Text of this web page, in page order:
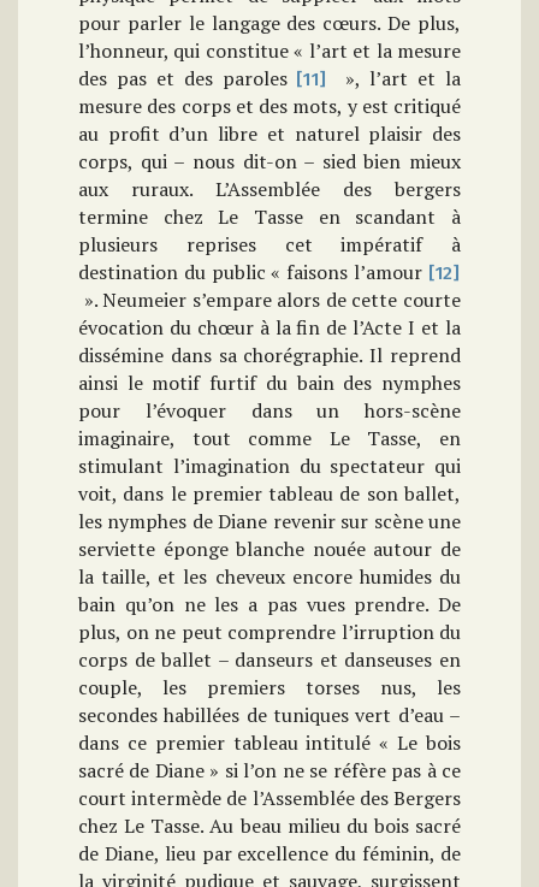
pour parler le langage des cœurs. De plus,
l’honneur, qui constitue « l’art et la mesure
des pas et des paroles [11]
», l’art et la
mesure des corps et des mots, y est critiqué
au profit d’un libre et naturel plaisir des
corps, qui – nous dit-on – sied bien mieux
aux ruraux. L’Assemblée des bergers
termine chez Le Tasse en scandant à
plusieurs reprises cet impératif à
destination du public « faisons l’amour [12]
». Neumeier s’empare alors de cette courte
évocation du chœur à la fin de l’Acte I et la
dissémine dans sa chorégraphie. Il reprend
ainsi le motif furtif du bain des nymphes
pour l’évoquer dans un hors-scène
imaginaire, tout comme Le Tasse, en
stimulant l’imagination du spectateur qui
voit, dans le premier tableau de son ballet,
les nymphes de Diane revenir sur scène une
serviette éponge blanche nouée autour de
la taille, et les cheveux encore humides du
bain qu’on ne les a pas vues prendre. De
plus, on ne peut comprendre l’irruption du
corps de ballet – danseurs et danseuses en
couple, les premiers torses nus, les
secondes habillées de tuniques vert d’eau –
dans ce premier tableau intitulé « Le bois
sacré de Diane » si l’on ne se réfère pas à ce
court intermède de l’Assemblée des Bergers
chez Le Tasse. Au beau milieu du bois sacré
de Diane, lieu par excellence du féminin, de
la virginité pudique et sauvage, surgissent